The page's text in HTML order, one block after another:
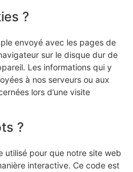
?
envoyé avec les pages de
sur le disque dur de
Les informations qui y
à nos serveurs ou aux
lors d’une visite
?
utilisé pour que notre site web
interactive. Ce code est